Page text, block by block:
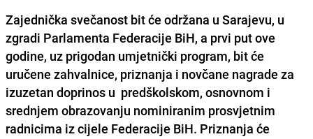
Zajednička svečanost bit će održana u Sarajevu, u
zgradi Parlamenta Federacije BiH, a prvi put ove
godine, uz prigodan umjetnički program, bit će
uručene zahvalnice, priznanja i novčane nagrade za
izuzetan doprinos u predškolskom, osnovnom i
srednjem obrazovanju nominiranim prosvjetnim
radnicima iz cijele Federacije BiH. Priznanja će